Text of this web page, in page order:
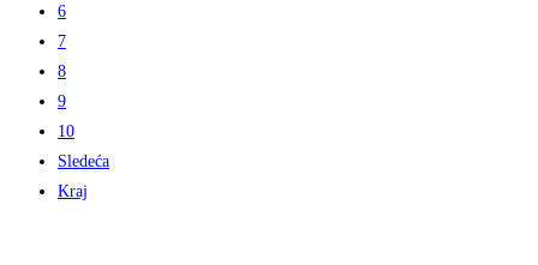
6
7
8
9
10
Sledeća
Kraj